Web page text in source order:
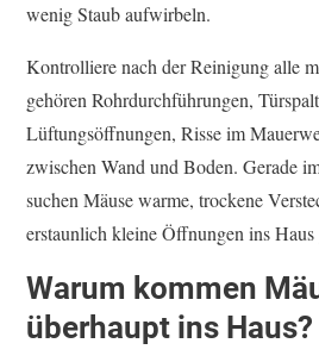
wenig Staub aufwirbeln.
Kontrolliere nach der Reinigung alle
gehören Rohrdurchführungen,
Lüftungsöffnungen, Risse im
zwischen Wand und Boden. Gerade
suchen Mäuse warme, trockene
erstaunlich kleine Öffnungen ins Haus
Warum kommen
überhaupt ins Haus?